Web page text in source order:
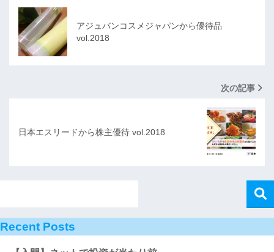
アジュバンコスメジャパンから優待品
vol.2018
次の記事
日本エスリードから株主優待 vol.2018
Recent Posts